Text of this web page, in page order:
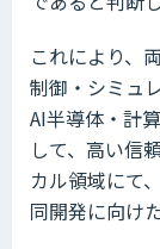
これにより、
制御・シミュ
AI半導体・計
して、高い信
カル領域にて
同開発に向け